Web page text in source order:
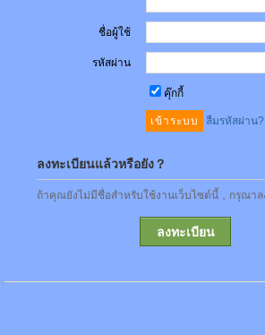
ชื่อผู้ใช้
รหัสผ่าน
คุ๊กกี้
ลืมรหัสผ่าน?
ลงทะเบียนแล้วหรือยัง？
ถ้าคุณยังไม่มีชื่อสำหรับใช้งานเว็บไซต์นี้，กรุณาล
ลงทะเบียน